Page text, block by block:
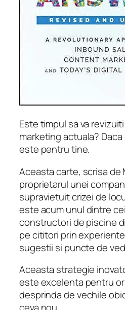
Este timpul sa va
marketing actuala?
este pentru tine.
Aceasta carte, scrisa de
proprietarul unei
supravietuit crizei de
este acum unul dintre
constructori de piscine
pe cititori prin
sugestii si puncte de
Aceasta strategie
este excelenta pentru
desprinda de vechile